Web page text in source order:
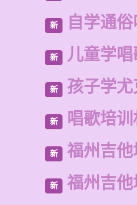
新 自学通
新 儿童学
新 孩子学
新 唱歌培
新 福州吉
新 福州吉